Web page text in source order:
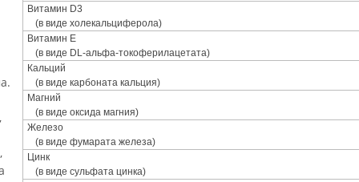
Витамин D3
(в виде холекальциферола)
Витамин Е
(в виде DL-альфа-токоферилацетата)
Кальций
(в виде карбоната кальция)
Магний
(в виде оксида магния)
Железо
(в виде фумарата железа)
Цинк
(в виде сульфата цинка)